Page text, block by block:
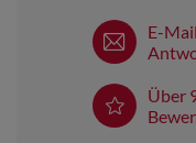
E-
Über